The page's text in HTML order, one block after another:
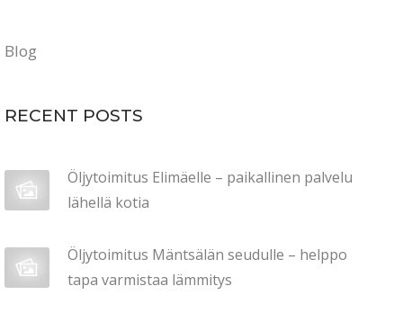
Blog
RECENT POSTS
Öljytoimitus Elimäelle – paikallinen palvelu
lähellä kotia
Öljytoimitus Mäntsälän seudulle – helppo
tapa varmistaa lämmitys